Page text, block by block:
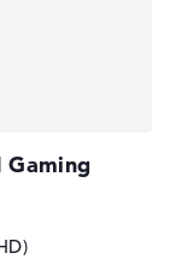
Gaming